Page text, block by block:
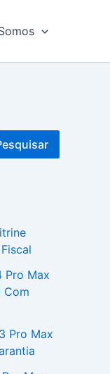
Pro Max
Com
Pro Max